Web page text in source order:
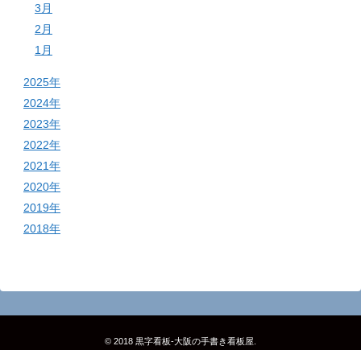
3月
2月
1月
2025年
2024年
2023年
2022年
2021年
2020年
2019年
2018年
© 2018 黒字看板‐大阪の手書き看板屋